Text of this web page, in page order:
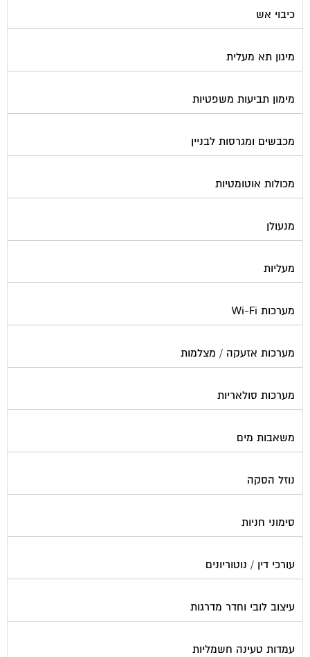
כיבוי אש
מיגון תא מעלית
מימון תביעות משפטיות
מכבשים ומגרסות לבניין
מכולות אוטומטיות
מנעולן
מעליות
מערכות Wi-Fi
מערכות אזעקה / מצלמות
מערכות סולאריות
משאבות מים
נוזל הסקה
סימוני חניות
עורכי דין / נוטוריונים
עיצוב לובי וחדר מדרגות
עמדות טעינה חשמליות